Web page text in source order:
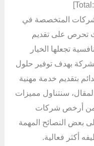
]
المتخصصة في
تحرص على تقديم
تجعلها الخيار
بهدف توفير حلول
بتقديم خدمة مهنية
سنتناول مميزات
من أرخص شركات
بعض النصائح المهمة
أكثر فعالية.